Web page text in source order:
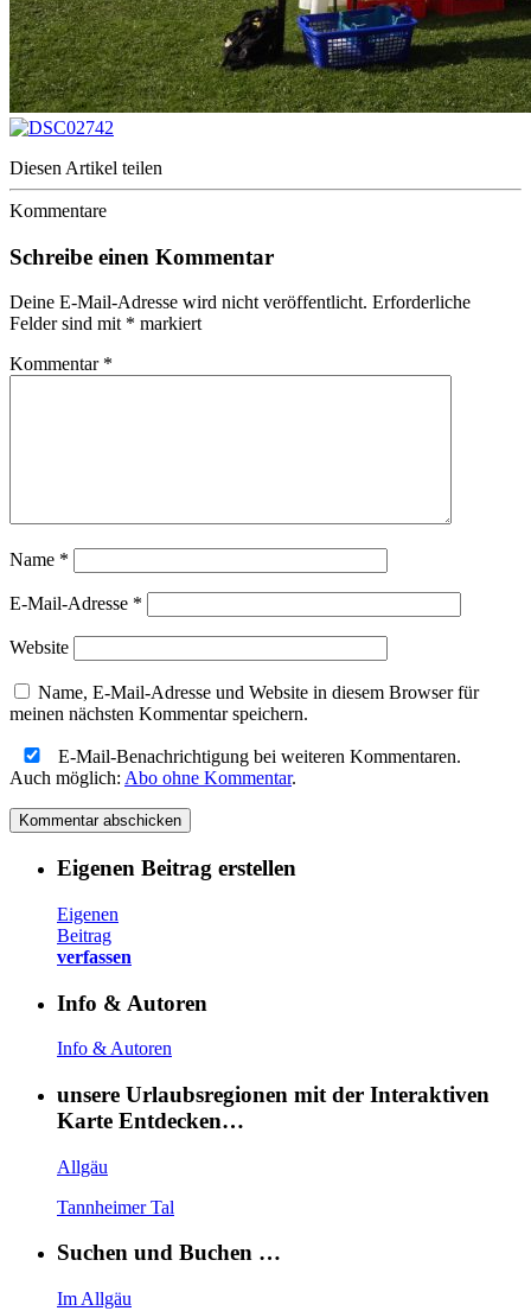
Diesen Artikel teilen
Kommentare
Schreibe einen Kommentar
Deine E-Mail-Adresse wird nicht veröffentlicht. Erforderliche
Felder sind mit * markiert
Kommentar *
Name *
E-Mail-Adresse *
Website
Name, E-Mail-Adresse und Website in diesem Browser für
meinen nächsten Kommentar speichern.
E-Mail-Benachrichtigung bei weiteren Kommentaren.
Auch möglich: Abo ohne Kommentar.
Eigenen Beitrag erstellen
Eigenen
Beitrag
verfassen
Info & Autoren
Info & Autoren
unsere Urlaubsregionen mit der Interaktiven
Karte Entdecken…
Allgäu
Tannheimer Tal
Suchen und Buchen …
Im Allgäu